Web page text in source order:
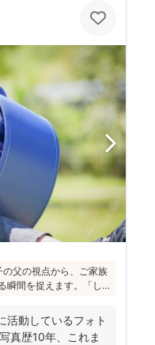
父の視点から、ご家族
瞬間を捉えます。「し
よみがえる写真を残す
っしゃいます！
活動しているフォト
真歴10年、これま